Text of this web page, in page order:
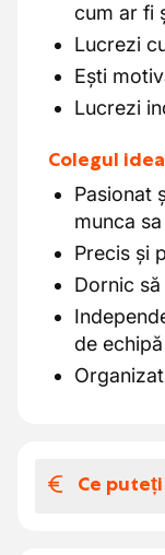
cum ar fi
Lucrezi
Ești
Lucrezi
Colegul
Pasionat
munca sa
Precis și
Dornic
de echipă
Ce